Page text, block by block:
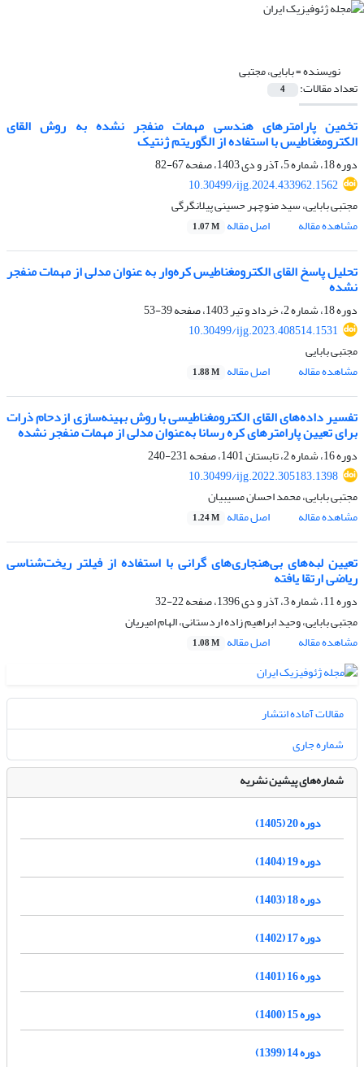
نویسنده =بابایی، مجتبی
تعداد مقالات: 4
تخمین پارامترهای هندسی مهمات منفجر نشده به روش القای
الکترومغناطیس با استفاده از الگوریتم ژنتیک
دوره 18، شماره 5، آذر و دی 1403، صفحه
67-82
10.30499/ijg.2024.433962.1562
مجتبی بابایی، سید منوچهر حسینی پیلانگرگی
مشاهده مقاله
اصل مقاله 1.07 M
تحلیل پاسخ القای الکترومغناطیس کره‌وار به عنوان مدلی از مهمات منفجر
نشده
دوره 18، شماره 2، خرداد و تیر 1403، صفحه
39-53
10.30499/ijg.2023.408514.1531
مجتبی بابایی
مشاهده مقاله
اصل مقاله 1.88 M
تفسیر داده‌های القای الکترومغناطیسی با روش بهینه‌سازی ازدحام ذرات
برای تعیین پارامترهای کره رسانا به‌عنوان مدلی از مهمات منفجر نشده
دوره 16، شماره 2، تابستان 1401، صفحه
231-240
10.30499/ijg.2022.305183.1398
مجتبی بابایی، محمد احسان مسیبیان
مشاهده مقاله
اصل مقاله 1.24 M
تعیین لبه‌های بی‌هنجاری‌های گرانی با استفاده از فیلتر ریخت‌شناسی
ریاضی ارتقا یافته
دوره 11، شماره 3، آذر و دی 1396، صفحه
22-32
مجتبی بابایی، وحید ابراهیم زاده اردستانی، الهام امیریان
مشاهده مقاله
اصل مقاله 1.08 M
مقالات آماده انتشار
شماره جاری
شماره‌های پیشین نشریه
دوره 20 (1405)
دوره 19 (1404)
دوره 18 (1403)
دوره 17 (1402)
دوره 16 (1401)
دوره 15 (1400)
دوره 14 (1399)